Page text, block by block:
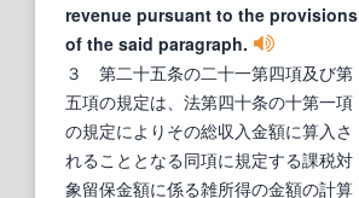
revenue pursuant to the provisions
of the said paragraph.
３ 第二十五条の二十一第四項及び第
五項の規定は、法第四十条の十第一項
の規定によりその総収入金額に算入さ
れることとなる同項に規定する課税対
象留保金額に係る雑所得の金額の計算